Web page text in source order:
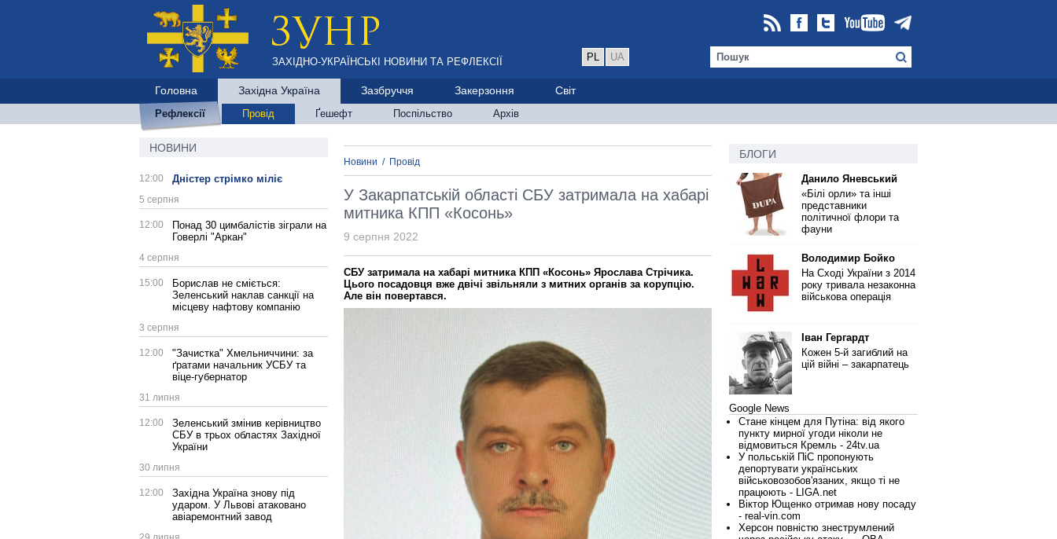
ЗАХІДНО-УКРАЇНСЬКІ НОВИНИ ТА РЕФЛЕКСІЇ PL UA
Головна Західна Україна Зазбруччя Закерзоння Світ
Рефлексії Провід Ґешефт Поспільство Архів
НОВИНИ
12:00 Дністер стрімко міліє
5 серпня
12:00
Понад 30 цимбалістів зіграли на
Говерлі "Аркан"
4 серпня
15:00
Борислав не сміється:
Зеленський наклав санкції на
місцеву нафтову компанію
3 серпня
12:00
"Зачистка" Хмельниччини: за
ґратами начальник УСБУ та
віце-губернатор
31 липня
12:00
Зеленський змінив керівництво
СБУ в трьох областях Західної
України
30 липня
12:00
Західна Україна знову під
ударом. У Львові атаковано
авіаремонтний завод
Новини / Провід
У Закарпатській області СБУ затримала на хабарі
митника КПП «Косонь»
9 серпня 2022
СБУ затримала на хабарі митника КПП «Косонь» Ярослава Стрічика.
Цього посадовця вже двічі звільняли з митних органів за корупцію.
Але він повертався.
БЛОГИ
Данило Яневський
«Білі орли» та інші
представники
політичної флори та
фауни
Володимир Бойко
На Сході України з 2014
року тривала незаконна
військова операція
Іван Гергардт
Кожен 5-й загиблий на
цій війні – закарпатець
Google News
Стане кінцем для Путіна: від якого
пункту мирної угоди ніколи не
відмовиться Кремль - 24tv.ua
У польській ПіС пропонують
депортувати українських
військовозобов'язаних, якщо ті не
працюють - LIGA.net
Віктор Ющенко отримав нову посаду
- real-vin.com
Херсон повністю знеструмлений